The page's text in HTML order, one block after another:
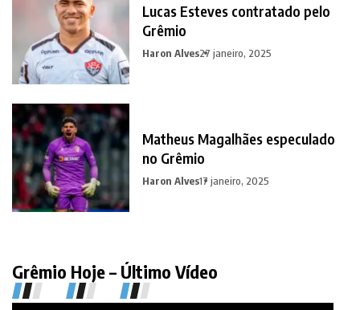
Lucas Esteves contratado pelo
Grêmio
Haron Alves27 janeiro, 2025
Matheus Magalhães especulado
no Grêmio
Haron Alves17 janeiro, 2025
Grêmio Hoje – Último Vídeo